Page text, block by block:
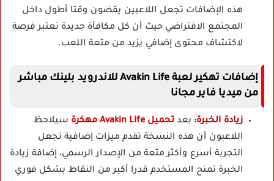
هذه الإضافات تجعل اللاعبين يقضون وقتا أطول داخل
المجتمع الافتراضي حيث أن كل مكافأة جديدة تعتبر فرصة
لاكتشاف محتوى إضافي يزيد من متعة اللعب.
إضافات تهكير لعبة Avakin Life للاندرويد بلينك مباشر
من ميديا فاير مجانا
زيادة الخبرة: بعد تحميل Avakin Life مهكرة
سيلاحظ
اللاعبون أن هذه النسخة تقدم ميزات إضافية تجعل
التجربة أسرع وأكثر متعة من الإصدار الرسمي، إضافة زيادة
الخبرة تمنح المستخدم قدرا أكبر من النقاط بشكل فوري